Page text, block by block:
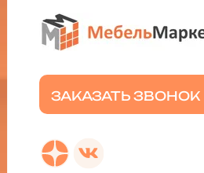
ЗАКАЗАТЬ ЗВОНОК